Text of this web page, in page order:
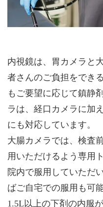
内視鏡は、胃カメラと
者さんのご負担をでき
もご要望に応じて鎮静
ラは、経口カメラに加
にも対応しています。
大腸カメラでは、検査
用いただけるよう専用
院内で服用していただ
ばご自宅での服用も可
1.5L以上の下剤の内服